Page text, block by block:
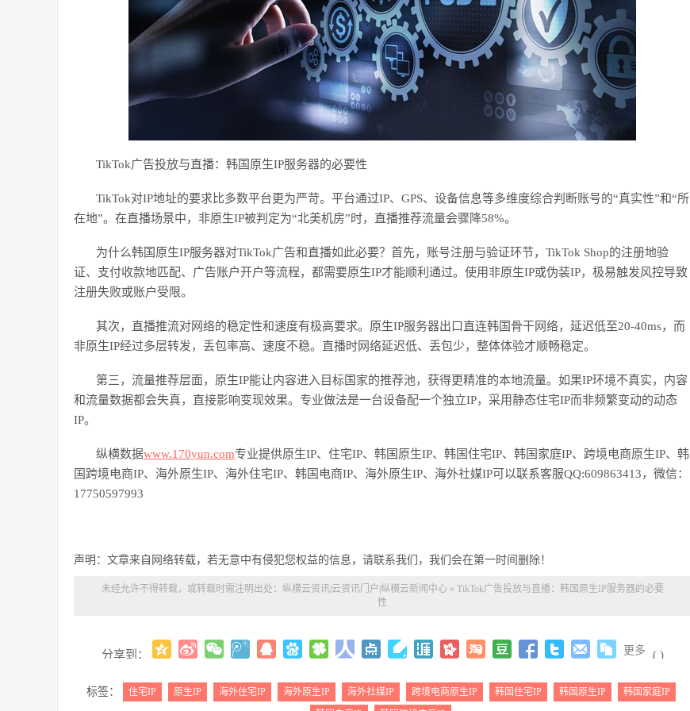
TikTok广告投放与直播：韩国原生IP服务器的必要性
TikTok对IP地址的要求比多数平台更为严苛。平台通过IP、GPS、设备信息等多维度综合判断账号的“真实性”和“所
在地”。在直播场景中，非原生IP被判定为“北美机房”时，直播推荐流量会骤降58%。
为什么韩国原生IP服务器对TikTok广告和直播如此必要？首先，账号注册与验证环节，TikTok Shop的注册地验
证、支付收款地匹配、广告账户开户等流程，都需要原生IP才能顺利通过。使用非原生IP或伪装IP，极易触发风控导致
注册失败或账户受限。
其次，直播推流对网络的稳定性和速度有极高要求。原生IP服务器出口直连韩国骨干网络，延迟低至20-40ms，而
非原生IP经过多层转发，丢包率高、速度不稳。直播时网络延迟低、丢包少，整体体验才顺畅稳定。
第三，流量推荐层面，原生IP能让内容进入目标国家的推荐池，获得更精准的本地流量。如果IP环境不真实，内容
和流量数据都会失真，直接影响变现效果。专业做法是一台设备配一个独立IP，采用静态住宅IP而非频繁变动的动态
IP。
纵横数据www.170yun.com专业提供原生IP、住宅IP、 韩国 原生IP、 韩国住宅IP、 韩国 家庭IP、跨境电商原生IP、 韩
国 跨境电商IP、海外原生IP、海外住宅IP、 韩国 电商IP、海外原生IP、海外社媒IP可以联系客服QQ:609863413，微信：
17750597993
声明：文章来自网络转载，若无意中有侵犯您权益的信息，请联系我们，我们会在第一时间删除！
未经允许不得转载，或转载时需注明出处： 纵横云资讯|云资讯门户|纵横云新闻中心» TikTok广告投放与直播：韩国原生IP服务器的必要
性
分享到： 更多 ( )
标签： 住宅IP 原生IP 海外住宅IP 海外原生IP 海外社媒IP 跨境电商原生IP 韩国住宅IP 韩国原生IP
韩国家庭IP